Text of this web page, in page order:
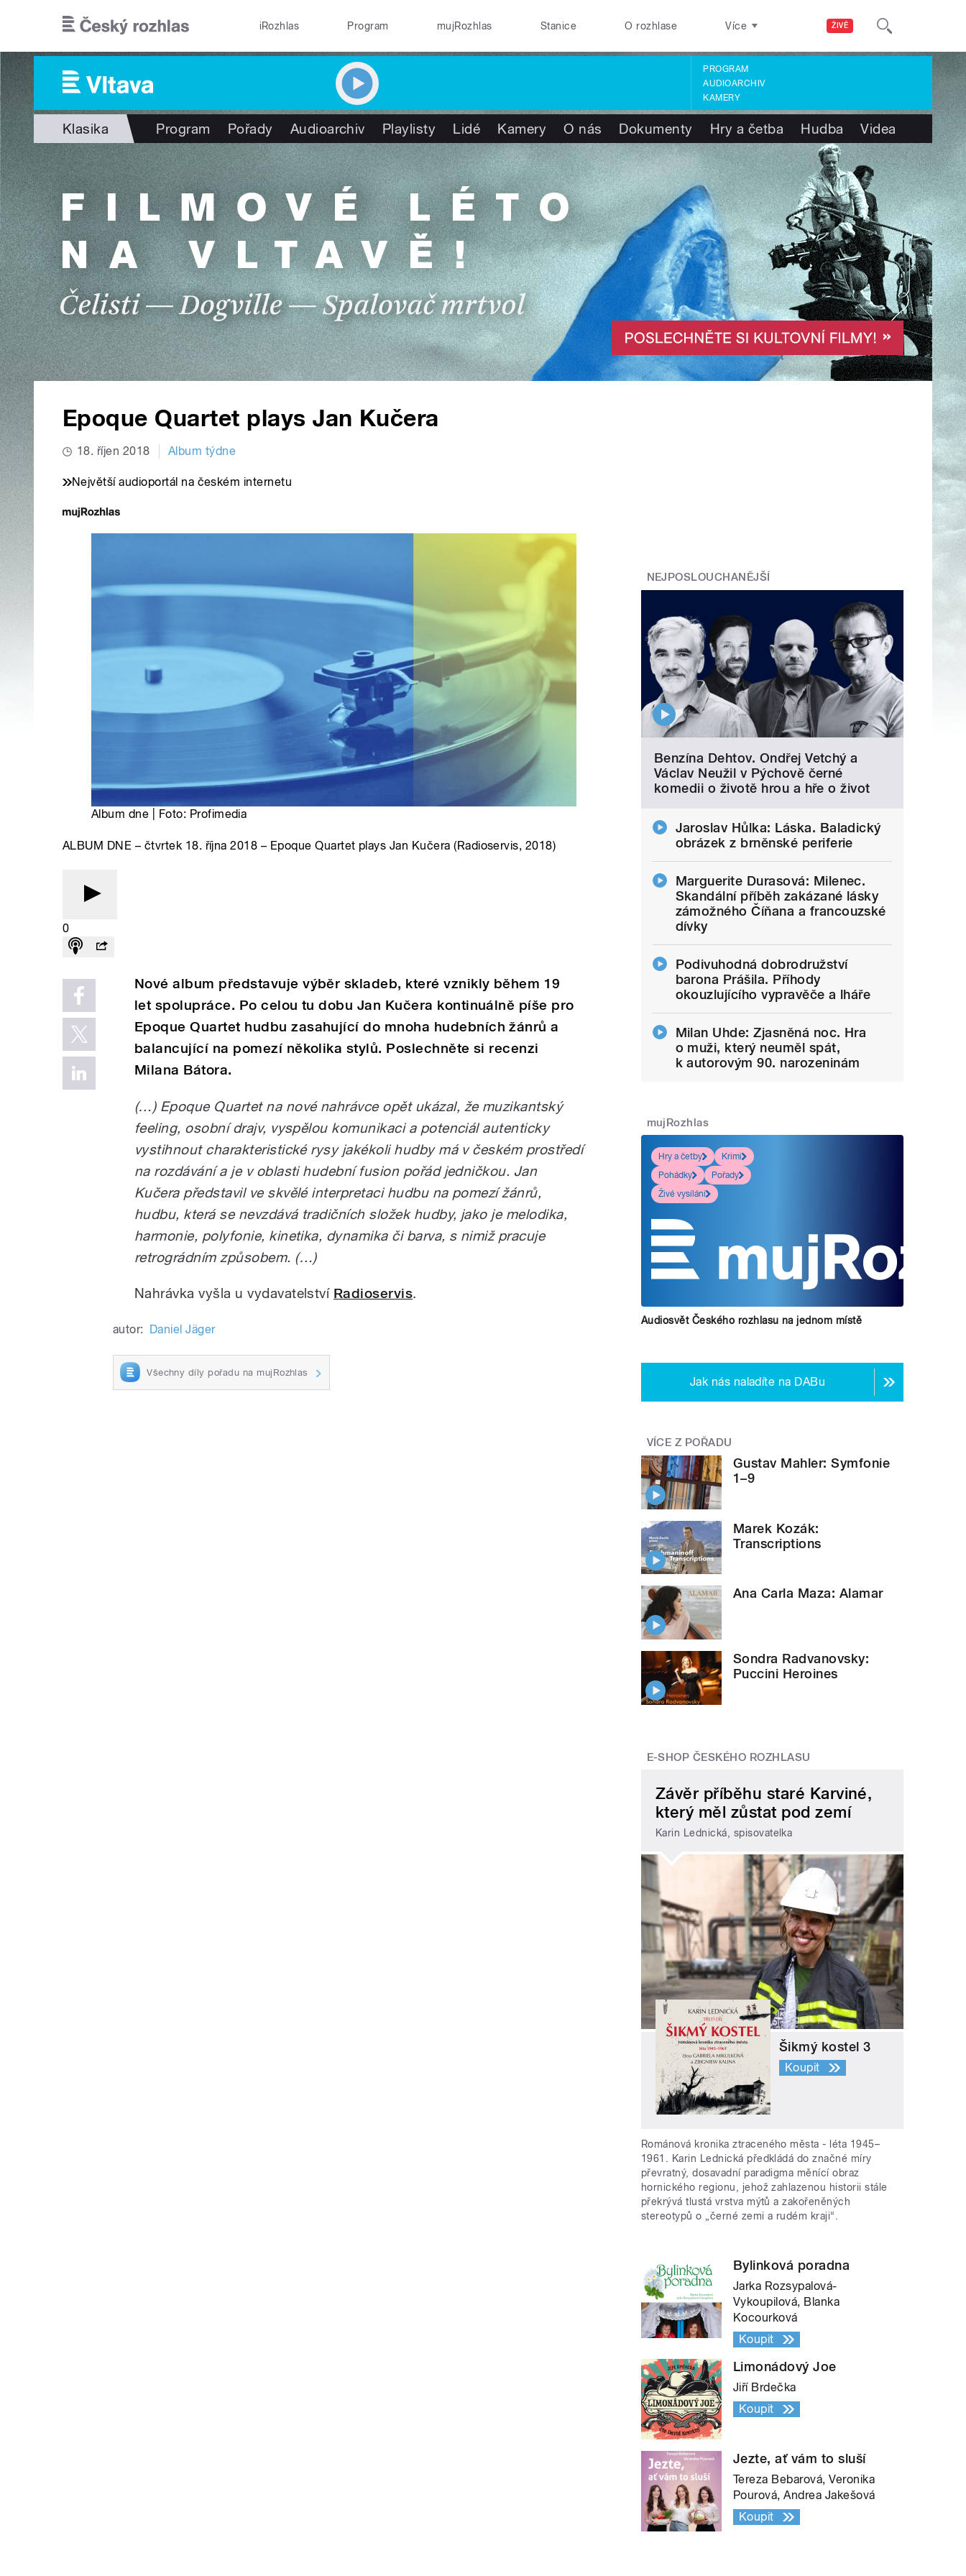
ŽIVĚ
iRozhlas Program mujRozhlas Stanice O rozhlase Více
PROGRAM
AUDIOARCHIV
KAMERY
Klasika Program Pořady Audioarchiv Playlisty Lidé Kamery O nás Dokumenty Hry a četba Hudba Videa
Epoque Quartet plays Jan Kučera
18. říjen 2018 Album týdne
Největší audioportál na českém internetu
Album dne | Foto: Profimedia
ALBUM DNE – čtvrtek 18. října 2018 – Epoque Quartet plays Jan Kučera (Radioservis, 2018)
0
Nové album představuje výběr skladeb, které vznikly během 19
let spolupráce. Po celou tu dobu Jan Kučera kontinuálně píše pro
Epoque Quartet hudbu zasahující do mnoha hudebních žánrů a
balancující na pomezí několika stylů. Poslechněte si recenzi
Milana Bátora.
(…) Epoque Quartet na nové nahrávce opět ukázal, že muzikantský
feeling, osobní drajv, vyspělou komunikaci a potenciál autenticky
vystihnout charakteristické rysy jakékoli hudby má v českém prostředí
na rozdávání a je v oblasti hudební fusion pořád jedničkou. Jan
Kučera představil ve skvělé interpretaci hudbu na pomezí žánrů,
hudbu, která se nevzdává tradičních složek hudby, jako je melodika,
harmonie, polyfonie, kinetika, dynamika či barva, s nimiž pracuje
retrográdním způsobem. (…)
Nahrávka vyšla u vydavatelství Radioservis.
autor: Daniel Jäger
Všechny díly pořadu na mujRozhlas
NEJPOSLOUCHANĚJŠÍ
Benzína Dehtov. Ondřej Vetchý a
Václav Neužil v Pýchově černé
komedii o životě hrou a hře o život
Jaroslav Hůlka: Láska. Baladický
obrázek z brněnské periferie
Marguerite Durasová: Milenec.
Skandální příběh zakázané lásky
zámožného Číňana a francouzské
dívky
Podivuhodná dobrodružství
barona Prášila. Příhody
okouzlujícího vypravěče a lháře
Milan Uhde: Zjasněná noc. Hra
o muži, který neuměl spát,
k autorovým 90. narozeninám
mujRozhlas
Hry a četby
Krimi
Pohádky
Pořady
Živé vysílání
Audiosvět Českého rozhlasu na jednom místě
Jak nás naladíte na DABu
VÍCE Z POŘADU
Gustav Mahler: Symfonie
1–9
Marek Kozák:
Transcriptions
Ana Carla Maza: Alamar
Sondra Radvanovsky:
Puccini Heroines
E-SHOP ČESKÉHO ROZHLASU
Závěr příběhu staré Karviné,
který měl zůstat pod zemí
Karin Lednická, spisovatelka
Šikmý kostel 3
Koupit
Románová kronika ztraceného města - léta 1945–
1961. Karin Lednická předkládá do značné míry
převratný, dosavadní paradigma měnící obraz
hornického regionu, jehož zahlazenou historii stále
překrývá tlustá vrstva mýtů a zakořeněných
stereotypů o „černé zemi a rudém kraji“.
Bylinková poradna
Jarka Rozsypalová-
Vykoupilová, Blanka
Kocourková
Koupit
Limonádový Joe
Jiří Brdečka
Koupit
Jezte, ať vám to sluší
Tereza Bebarová, Veronika
Pourová, Andrea Jakešová
Koupit